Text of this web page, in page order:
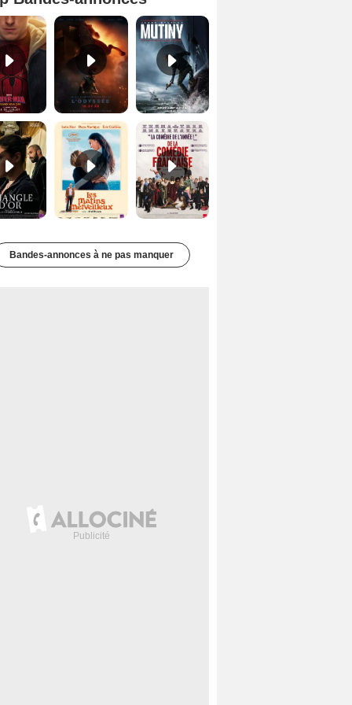
Spider-Man: Brand New Day Bande-annonce VO STFR L'Odyssée Bande-annonce VO STFR
Les Matins merveilleux Bande-annonce VF De la Comédie-Française Teaser VF
Bandes-annonces à ne pas manquer